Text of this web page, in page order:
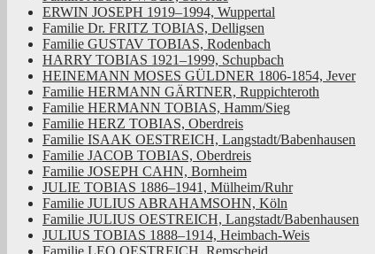
ERWIN JOSEPH 1919–1994, Wuppertal
Familie Dr. FRITZ TOBIAS, Delligsen
Familie GUSTAV TOBIAS, Rodenbach
HARRY TOBIAS 1921–1999, Schupbach
HEINEMANN MOSES GÜLDNER 1806-1854, Jever
Familie HERMANN GÄRTNER, Ruppichteroth
Familie HERMANN TOBIAS, Hamm/Sieg
Familie HERZ TOBIAS, Oberdreis
Familie ISAAK OESTREICH, Langstadt/Babenhausen
Familie JACOB TOBIAS, Oberdreis
Familie JOSEPH CAHN, Bornheim
JULIE TOBIAS 1886–1941, Mülheim/Ruhr
Familie JULIUS ABRAHAMSOHN, Köln
Familie JULIUS OESTREICH, Langstadt/Babenhausen
JULIUS TOBIAS 1888–1914, Heimbach-Weis